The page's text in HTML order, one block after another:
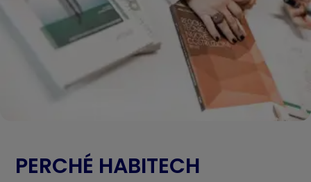
PERCHÉ HABITECH